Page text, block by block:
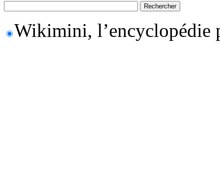
Wikimini, l’encyclopédie